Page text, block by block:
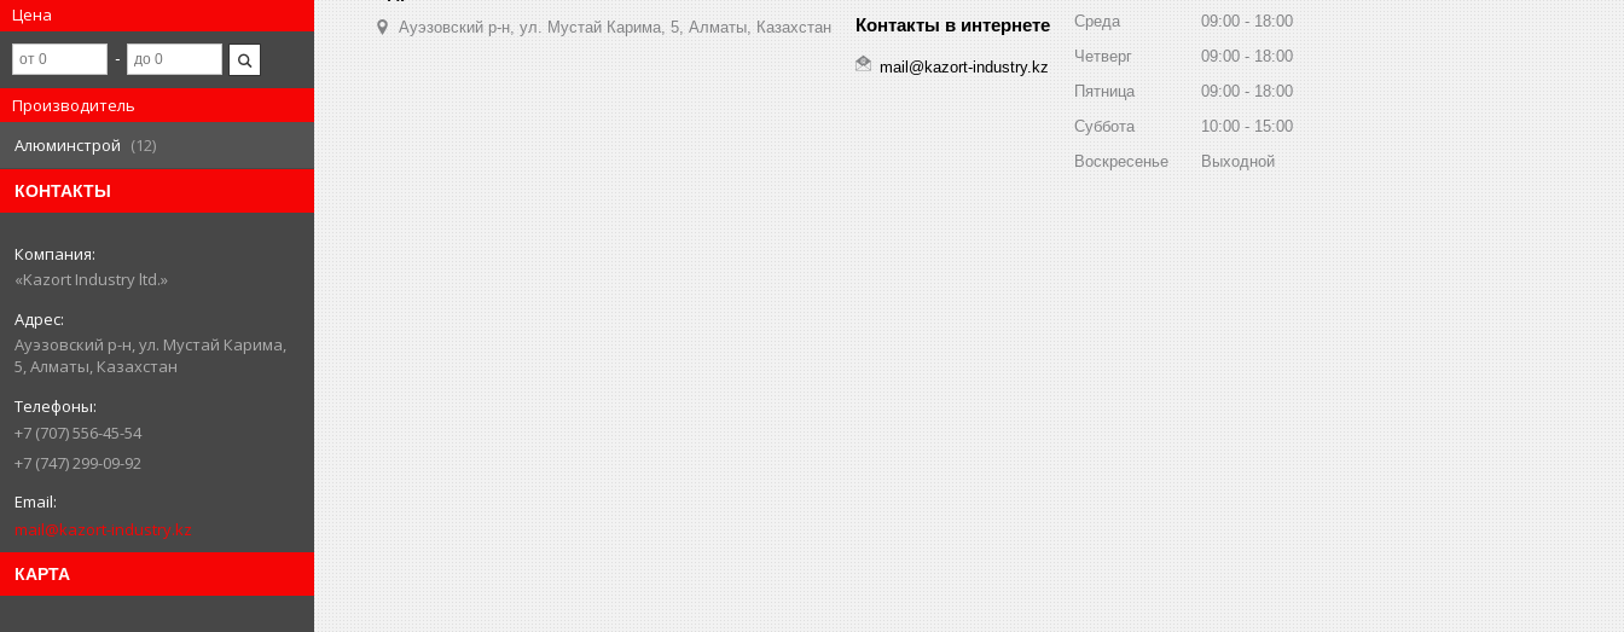
Цена
Производитель
Алюминстрой
12
КОНТАКТЫ
«Kazort Industry ltd.»
​Ауэзовский р-н, ул. Мустай Карима,
5, Алматы, Казахстан
+7 (707) 556-45-54
+7 (747) 299-09-92
mail@kazort-industry.kz
КАРТА
​Ауэзовский р-н, ул. Мустай Карима, 5, Алматы, Казахстан
mail@kazort-industry.kz
Среда
09:00
18:00
Четверг
09:00
18:00
Пятница
09:00
18:00
Суббота
10:00
15:00
Воскресенье
Выходной